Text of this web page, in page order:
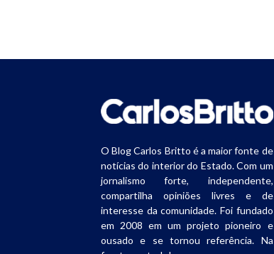
O Blog Carlos Britto é a maior fonte de
notícias do interior do Estado. Com um
jornalismo forte, independente,
compartilha opiniões livres e de
interesse da comunidade. Foi fundado
em 2008 em um projeto pioneiro e
ousado e se tornou referência. Na